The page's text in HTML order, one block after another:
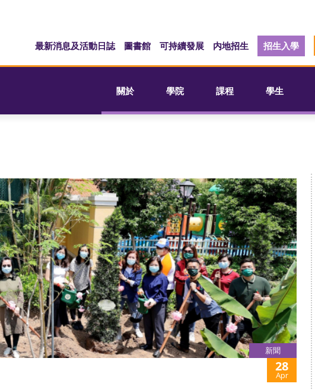
最新消息及活動日誌 圖書館 可持續發展 内地招生 招生入學
關於 學院 課程 學生
新聞
28
Apr